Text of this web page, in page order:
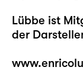
Lübbe ist
der